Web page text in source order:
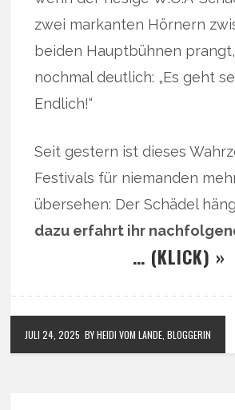
zwei markanten Hörnern
beiden Hauptbühnen
nochmal deutlich: „Es geht
Endlich!“
Seit gestern ist dieses
Festivals für niemanden
übersehen: Der Schädel
dazu erfahrt ihr
… (KLICK) »
JULI 24, 2025 BY HEIDI VOM LANDE, BLOGGERIN